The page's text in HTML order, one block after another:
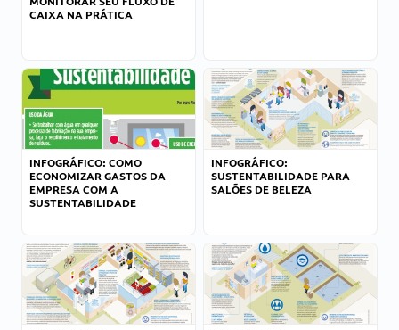
CAIXA NA PRÁTICA
INFOGRÁFICO: COMO
ECONOMIZAR GASTOS DA
EMPRESA COM A
SUSTENTABILIDADE
INFOGRÁFICO:
SUSTENTABILIDADE PARA
SALÕES DE BELEZA